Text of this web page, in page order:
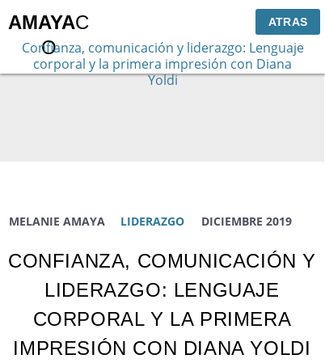
Confianza, comunicación y liderazgo: Lenguaje
corporal y la primera impresión con Diana
Yoldi
ATRAS
AMAYAC
O
DICIEMBRE 2019
LIDERAZGO
MELANIE AMAYA
CONFIANZA, COMUNICACIÓN Y
LIDERAZGO: LENGUAJE
CORPORAL Y LA PRIMERA
IMPRESIÓN CON DIANA YOLDI